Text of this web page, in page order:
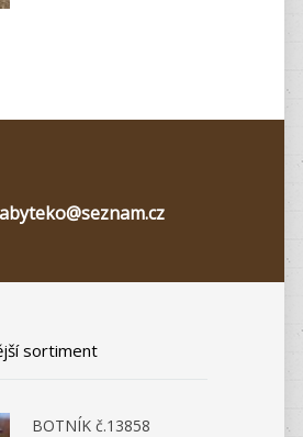
sortiment
BOTNÍK č.13858